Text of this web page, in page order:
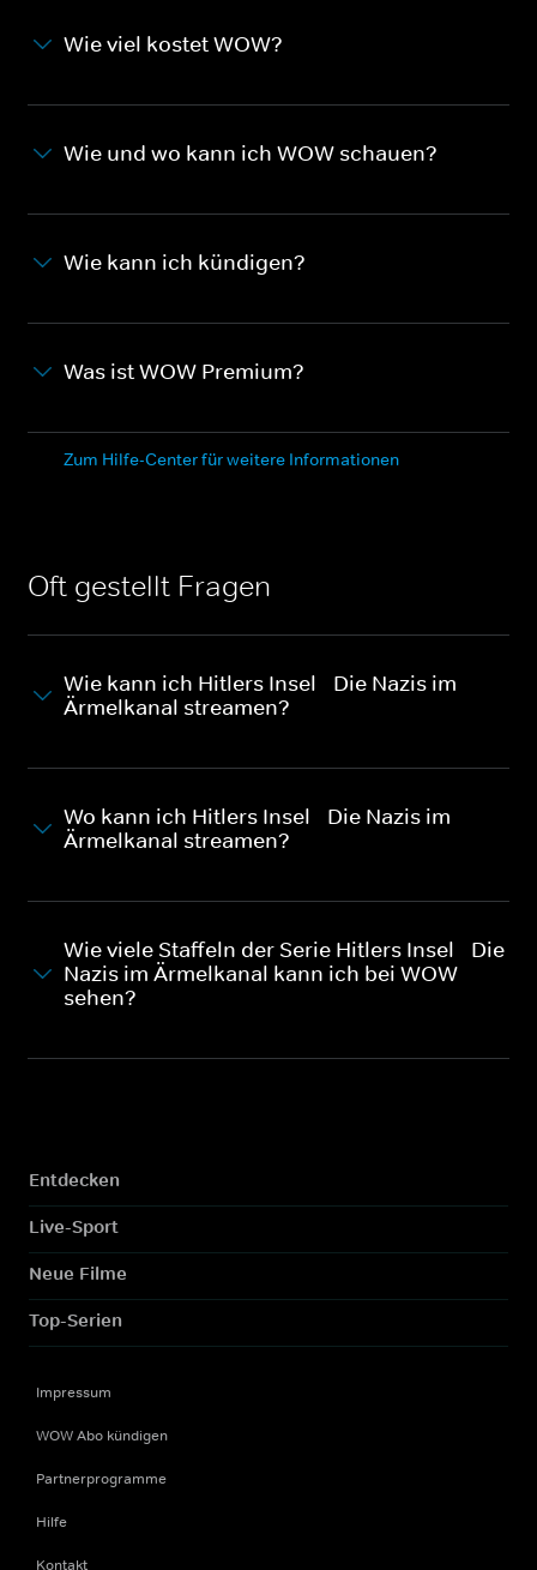
Wie viel kostet WOW?
Wie und wo kann ich WOW schauen?
Wie kann ich kündigen?
Was ist WOW Premium?
Zum Hilfe-Center für weitere Informationen
Oft gestellt Fragen
Wie kann ich Hitlers Insel - Die Nazis im
Ärmelkanal streamen?
Wo kann ich Hitlers Insel - Die Nazis im
Ärmelkanal streamen?
Wie viele Staffeln der Serie Hitlers Insel - Die
Nazis im Ärmelkanal kann ich bei WOW
sehen?
Entdecken
Live-Sport
Neue Filme
Top-Serien
Impressum
WOW Abo kündigen
Partnerprogramme
Hilfe
Kontakt